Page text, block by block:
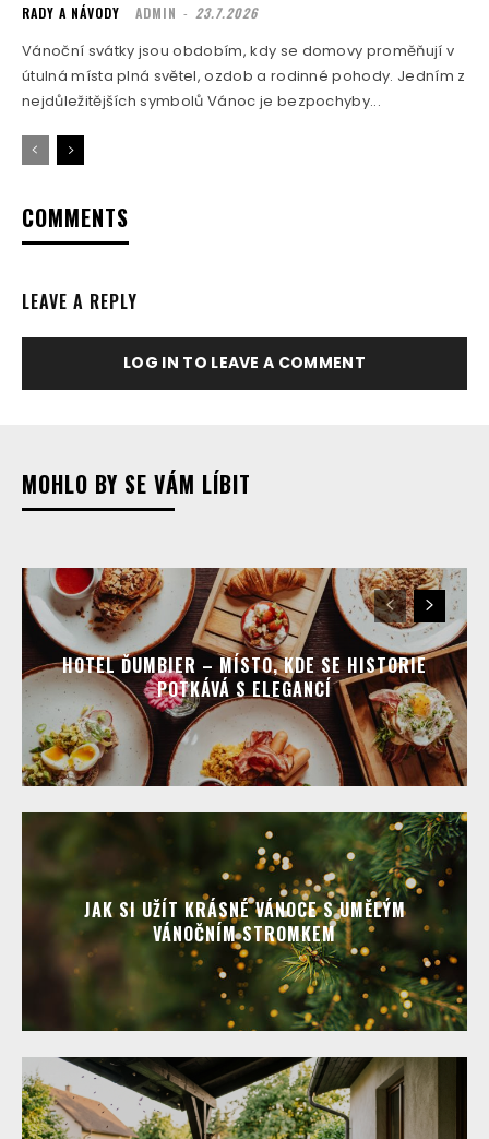
RADY A NÁVODY ADMIN - 23.7.2026
Vánoční svátky jsou obdobím, kdy se domovy proměňují v
útulná místa plná světel, ozdob a rodinné pohody. Jedním z
nejdůležitějších symbolů Vánoc je bezpochyby...
COMMENTS
LEAVE A REPLY
LOG IN TO LEAVE A COMMENT
MOHLO BY SE VÁM LÍBIT
HOTEL ĎUMBIER – MÍSTO, KDE SE HISTORIE
POTKÁVÁ S ELEGANCÍ
JAK SI UŽÍT KRÁSNÉ VÁNOCE S UMĚLÝM
VÁNOČNÍM STROMKEM